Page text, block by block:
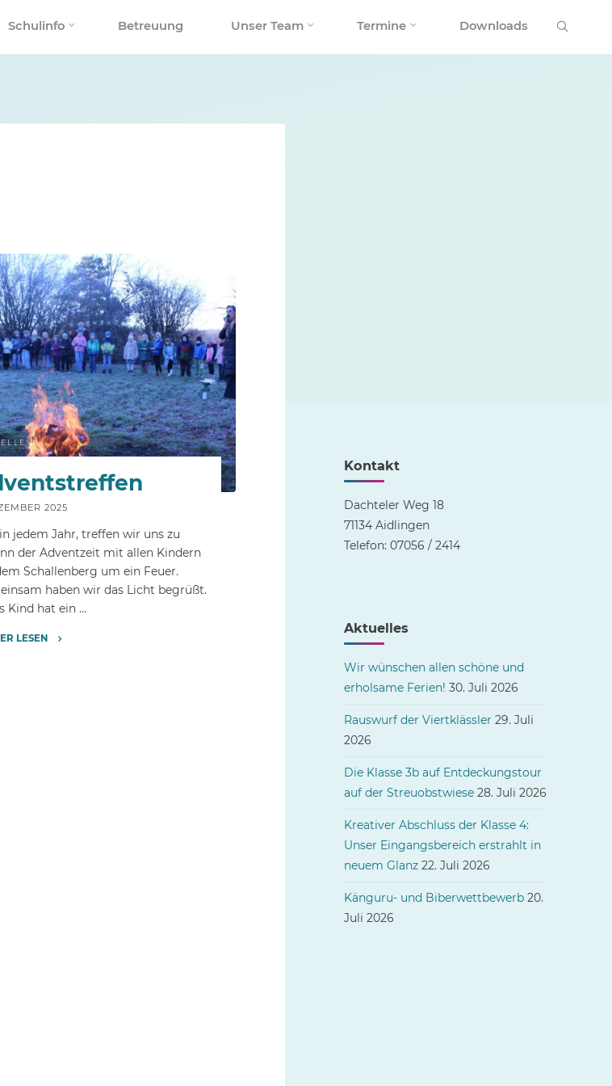
Schulinfo Betreuung Unser Team Termine Downloads
2025
jedem Jahr, treffen wir uns zu
der Adventzeit mit allen Kindern
Schallenberg um ein Feuer.
haben wir das Licht begrüßt.
Kind hat ein …
LESEN
Kontakt
Dachteler Weg 18
71134 Aidlingen
Telefon: 07056 / 2414
Aktuelles
Wir wünschen allen schöne und
erholsame Ferien! 30. Juli 2026
Rauswurf der Viertklässler 29. Juli
2026
Die Klasse 3b auf Entdeckungstour
auf der Streuobstwiese 28. Juli 2026
Kreativer Abschluss der Klasse 4:
Unser Eingangsbereich erstrahlt in
neuem Glanz 22. Juli 2026
Känguru- und Biberwettbewerb 20.
Juli 2026